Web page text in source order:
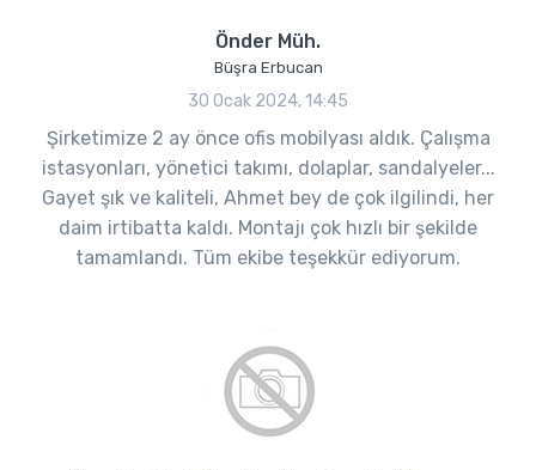
Önder Müh.
Büşra Erbucan
30 Ocak 2024, 14:45
Şirketimize 2 ay önce ofis mobilyası aldık. Çalışma
istasyonları, yönetici takımı, dolaplar, sandalyeler...
Gayet şık ve kaliteli, Ahmet bey de çok ilgilindi, her
daim irtibatta kaldı. Montajı çok hızlı bir şekilde
tamamlandı. Tüm ekibe teşekkür ediyorum.